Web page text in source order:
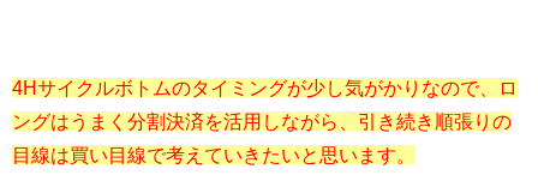
4Hサイクルボトムのタイミングが少し気がかりなので、ロ
ングはうまく分割決済を活用しながら、引き続き順張りの
目線は買い目線で考えていきたいと思います。